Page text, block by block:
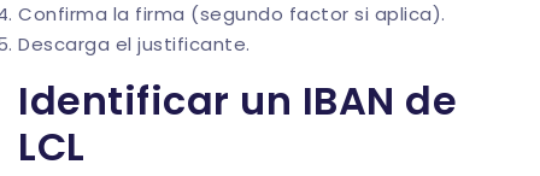
Confirma la firma (segundo factor si aplica).
Descarga el justificante.
Identificar un IBAN de
LCL